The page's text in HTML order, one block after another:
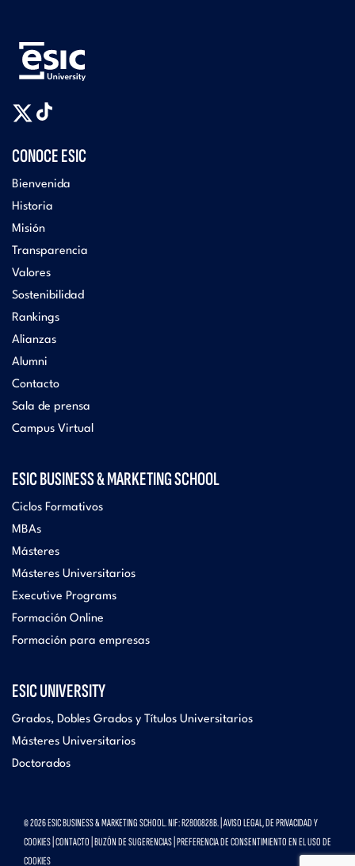
CONOCE ESIC
Bienvenida
Historia
Misión
Transparencia
Valores
Sostenibilidad
Rankings
Alianzas
Alumni
Contacto
Sala de prensa
Campus Virtual
ESIC BUSINESS & MARKETING SCHOOL
Ciclos Formativos
MBAs
Másteres
Másteres Universitarios
Executive Programs
Formación Online
Formación para empresas
ESIC UNIVERSITY
Grados, Dobles Grados y Títulos Universitarios
Másteres Universitarios
Doctorados
© 2026 ESIC BUSINESS & MARKETING SCHOOL. NIF: R2800828B. | AVISO LEGAL, DE PRIVACIDAD Y
COOKIES CONTACTO BUZÓN DE SUGERENCIAS PREFERENCIA DE CONSENTIMIENTO EN EL USO DE
COOKIES